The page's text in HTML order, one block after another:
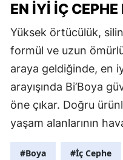
EN İYI İÇ
Yüksek örtücülük,
formül ve uzun
araya geldiğinde, en
arayışında Bi’Boya
öne çıkar. Doğru
yaşam alanlarının
#Boya #İç Cephe